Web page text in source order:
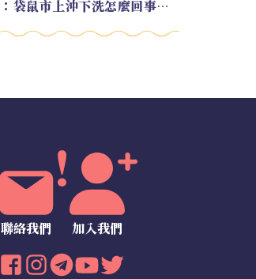
EP.213 川普大攪局：袋鼠市上沖下洗怎麼回事？feat. Alvin
聯絡我們 加入我們